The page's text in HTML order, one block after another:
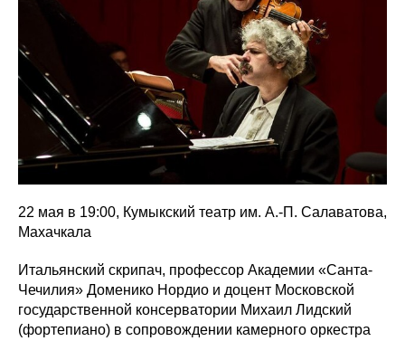
22 мая в 19:00, Кумыкский театр им. А.-П. Салаватова,
Махачкала
Итальянский скрипач, профессор Академии «Санта-
Чечилия» Доменико Нордио и доцент Московской
государственной консерватории Михаил Лидский
(фортепиано) в сопровождении камерного оркестра